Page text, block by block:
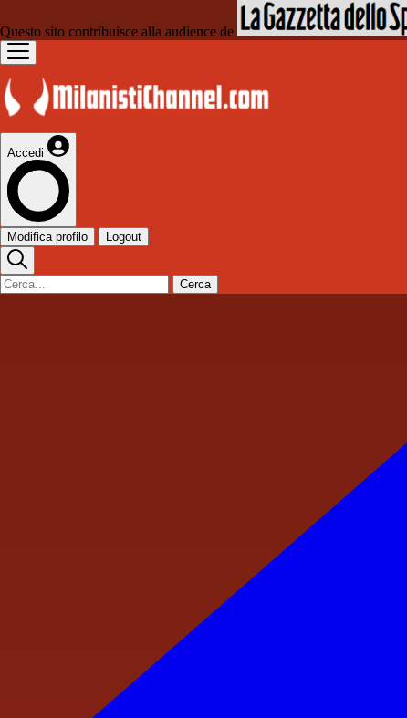
Questo sito contribuisce alla audience de
Accedi
Modifica profilo Logout
Cerca